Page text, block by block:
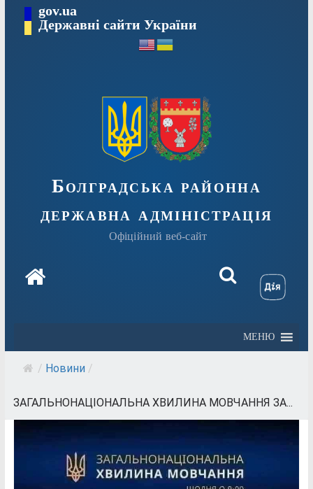
Перейтиgov.ua
Державні сайти України
Болградська районна
державна адміністрація
Офіційний веб-сайт
МЕНЮ
/ Новини /
ЗАГАЛЬНОНАЦІОНАЛЬНА ХВИЛИНА МОВЧАННЯ ЗА...